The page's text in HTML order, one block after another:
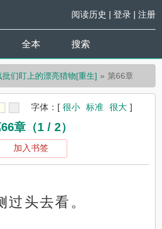
阅读历史 | 登录| 注册
全本 搜索
批们盯上的漂亮猎物[重生] 第66章
字体： [ 很小 标准 很大 ]
章（1 / 2）
加入书签
过头去看。